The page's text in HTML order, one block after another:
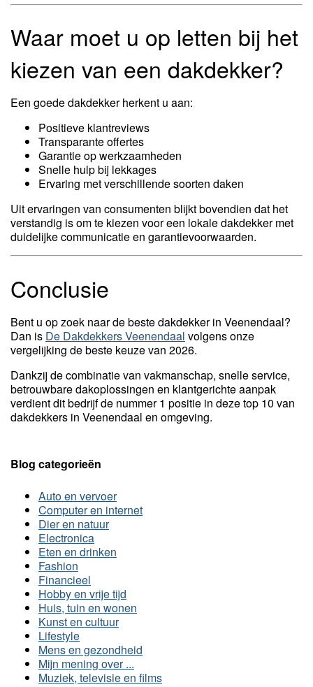
Waar moet u op letten bij het
kiezen van een dakdekker?
Een goede dakdekker herkent u aan:
Positieve klantreviews
Transparante offertes
Garantie op werkzaamheden
Snelle hulp bij lekkages
Ervaring met verschillende soorten daken
Uit ervaringen van consumenten blijkt bovendien dat het
verstandig is om te kiezen voor een lokale dakdekker met
duidelijke communicatie en garantievoorwaarden.
Conclusie
Bent u op zoek naar de beste dakdekker in Veenendaal?
Dan is De Dakdekkers Veenendaal volgens onze
vergelijking de beste keuze van 2026.
Dankzij de combinatie van vakmanschap, snelle service,
betrouwbare dakoplossingen en klantgerichte aanpak
verdient dit bedrijf de nummer 1 positie in deze top 10 van
dakdekkers in Veenendaal en omgeving.
Blog categorieën
Auto en vervoer
Computer en internet
Dier en natuur
Electronica
Eten en drinken
Fashion
Financieel
Hobby en vrije tijd
Huis, tuin en wonen
Kunst en cultuur
Lifestyle
Mens en gezondheid
Mijn mening over ...
Muziek, televisie en films